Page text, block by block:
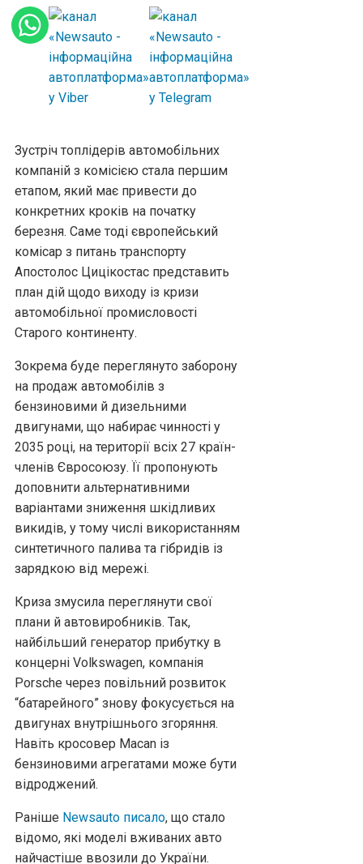
Зустріч топлідерів автомобільних
компаній з комісією стала першим
етапом, який має привести до
конкретних кроків на початку
березня. Саме тоді європейський
комісар з питань транспорту
Апостолос Цицікостас представить
план дій щодо виходу із кризи
автомобільної промисловості
Старого континенту.
Зокрема буде переглянуто заборону
на продаж автомобілів з
бензиновими й дизельними
двигунами, що набирає чинності у
2035 році, на території всіх 27 країн-
членів Євросоюзу. Її пропонують
доповнити альтернативними
варіантами зниження шкідливих
викидів, у тому числі використанням
синтетичного палива та гібридів із
зарядкою від мережі.
Криза змусила переглянути свої
плани й автовиробників. Так,
найбільший генератор прибутку в
концерні Volkswagen, компанія
Porsche через повільний розвиток
“батарейного” знову фокусується на
двигунах внутрішнього згоряння.
Навіть кросовер Macan із
бензиновими агрегатами може бути
відроджений.
Раніше Newsauto писало, що стало
відомо, які моделі вживаних авто
найчастіше ввозили до України.